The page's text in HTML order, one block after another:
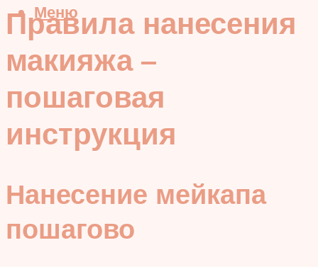
Меню
Правила нанесения
макияжа –
пошаговая
инструкция
Нанесение мейкапа
пошагово